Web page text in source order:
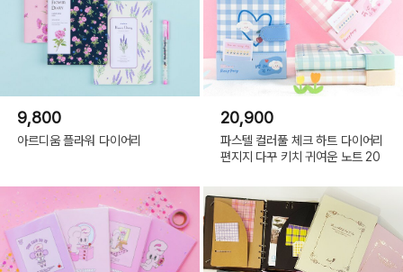
9,800
아르디움 플라워 다이어리
20,900
파스텔 컬러풀 체크 하트 다이어리
편지지 다꾸 키치 귀여운 노트 20